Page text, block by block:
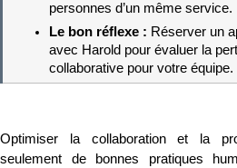
personnes d’un même service.
Le bon réflexe : Réserver un
avec Harold pour évaluer la
collaborative pour votre équipe.
Optimiser la collaboration et la
seulement de bonnes pratiques